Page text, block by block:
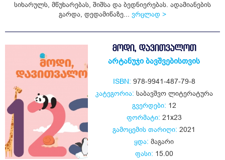
სიხარულს, მწუხარებას, შიშსა და ბედნიერებას. ადამიანების
გარდა, დედამიწაზე... ვრცლად >
ᲛᲝᲓᲘ, ᲓᲐᲕᲘᲗᲕᲐᲚᲝᲗ
არტანუჯი ბავშვებისთვის
ISBN: 978-9941-487-79-8
კატეგორია: საბავშვო ლიტერატურა
გვერდები: 12
ფორმატი: 21x23
გამოცემის თარიღი: 2021
ყდა: მაგარი
ფასი: 15.00